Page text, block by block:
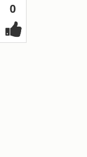
0Votes